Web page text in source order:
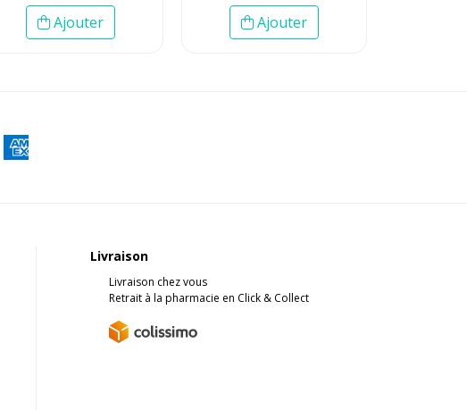
Ajouter Ajouter
Livraison
Livraison chez vous
Retrait à la pharmacie en Click & Collect